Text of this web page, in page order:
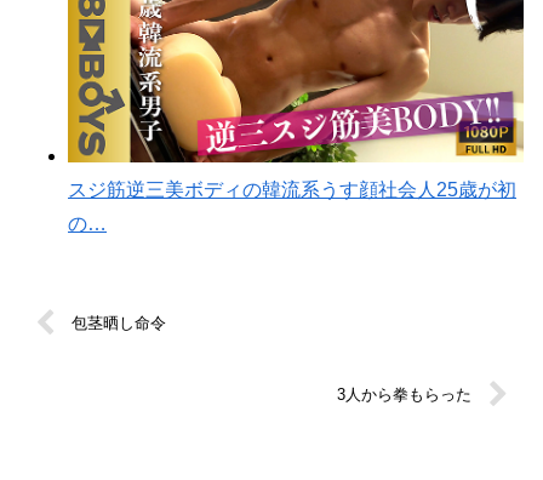
スジ筋逆三美ボディの韓流系うす顔社会人25歳が初
の…
包茎晒し命令
3人から拳もらった